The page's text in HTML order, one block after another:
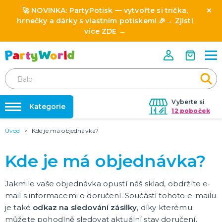
🚀 NOVINKA: PartyPotisk — vytvořte si trička,
hrnečky a dárky s vlastním potiskem! 🎉→ Zjisti
více ZDE ←
Vyberte si
12 poboček
❤️ Rozlučky se svobodou ❤️
🎨 POTISK NA MÍRU
Nafukování balónků
Půjčovna kostýmů
Výzdoba na klíč
Kategorie
⭐ HVĚZDY PRODEJŮ A NOVINKY
Oktoberfest 19.9. - 4.10. 2026
Halloween 2026
Mikuláš
Vánoce
Silvestr
Svatý Valentýn 14.2.
Masopust & karnevaly
Mezinárodní den žen (MDŽ) 8.3.
Den svatého Patrika 17.3.
Den učitelů 28.3.
Velikonoce 6.4.
Pálení čarodejnic 30.4.
1. máj svátek zamilovaných 1.5.
Den matek 10.5.
Den otců 21.6.
Konec školního roku 30.6.
DALŠÍ KATEGORIE
Úvod Kde je má objednávka?
Kde je má objednávka?
Jakmile vaše objednávka opustí náš sklad, obdržíte e-
mail s informacemi o doručení. Součástí tohoto e-mailu
je také odkaz na sledování zásilky, díky kterému
můžete pohodlně sledovat aktuální stav doručení.